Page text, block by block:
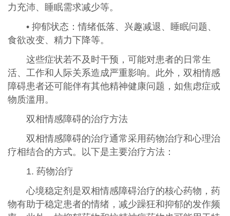
力充沛、睡眠需求减少等。
• 抑郁状态：情绪低落、兴趣减退、睡眠问题、
食欲改变、精力下降等。
这些症状若不及时干预，可能对患者的日常生
活、工作和人际关系造成严重影响。此外，双相情感
障碍患者还可能伴有其他精神健康问题，如焦虑症或
物质滥用。
双相情感障碍的治疗方法
双相情感障碍的治疗通常采用药物治疗和心理治
疗相结合的方式。以下是主要治疗方法：
1. 药物治疗
心境稳定剂是双相情感障碍治疗的核心药物，药
物有助于稳定患者的情绪，减少躁狂和抑郁的发作频